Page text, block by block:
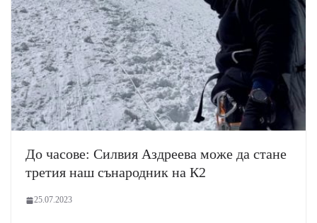
До часове: Силвия Аздреева може да стане
третия наш сънародник на К2
25.07.2023